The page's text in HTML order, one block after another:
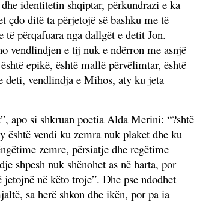
identitetin shqiptar, përkundrazi e ka
çdo ditë ta përjetojë së bashku me të
përqafuara nga dallgët e detit Jon.
vendlindjen e tij nuk e ndërron me asnjë
epikë, është mallë përvëlimtar, është
deti, vendlindja e Mihos, aty ku jeta
apo si shkruan poetia Alda Merini: “?shtë
është vendi ku zemra nuk plaket dhe ku
zemre, përsiatje dhe regëtime
shpesh nuk shënohet as në harta, por
në këto troje”. Dhe pse ndodhet
sa herë shkon dhe ikën, por pa ia